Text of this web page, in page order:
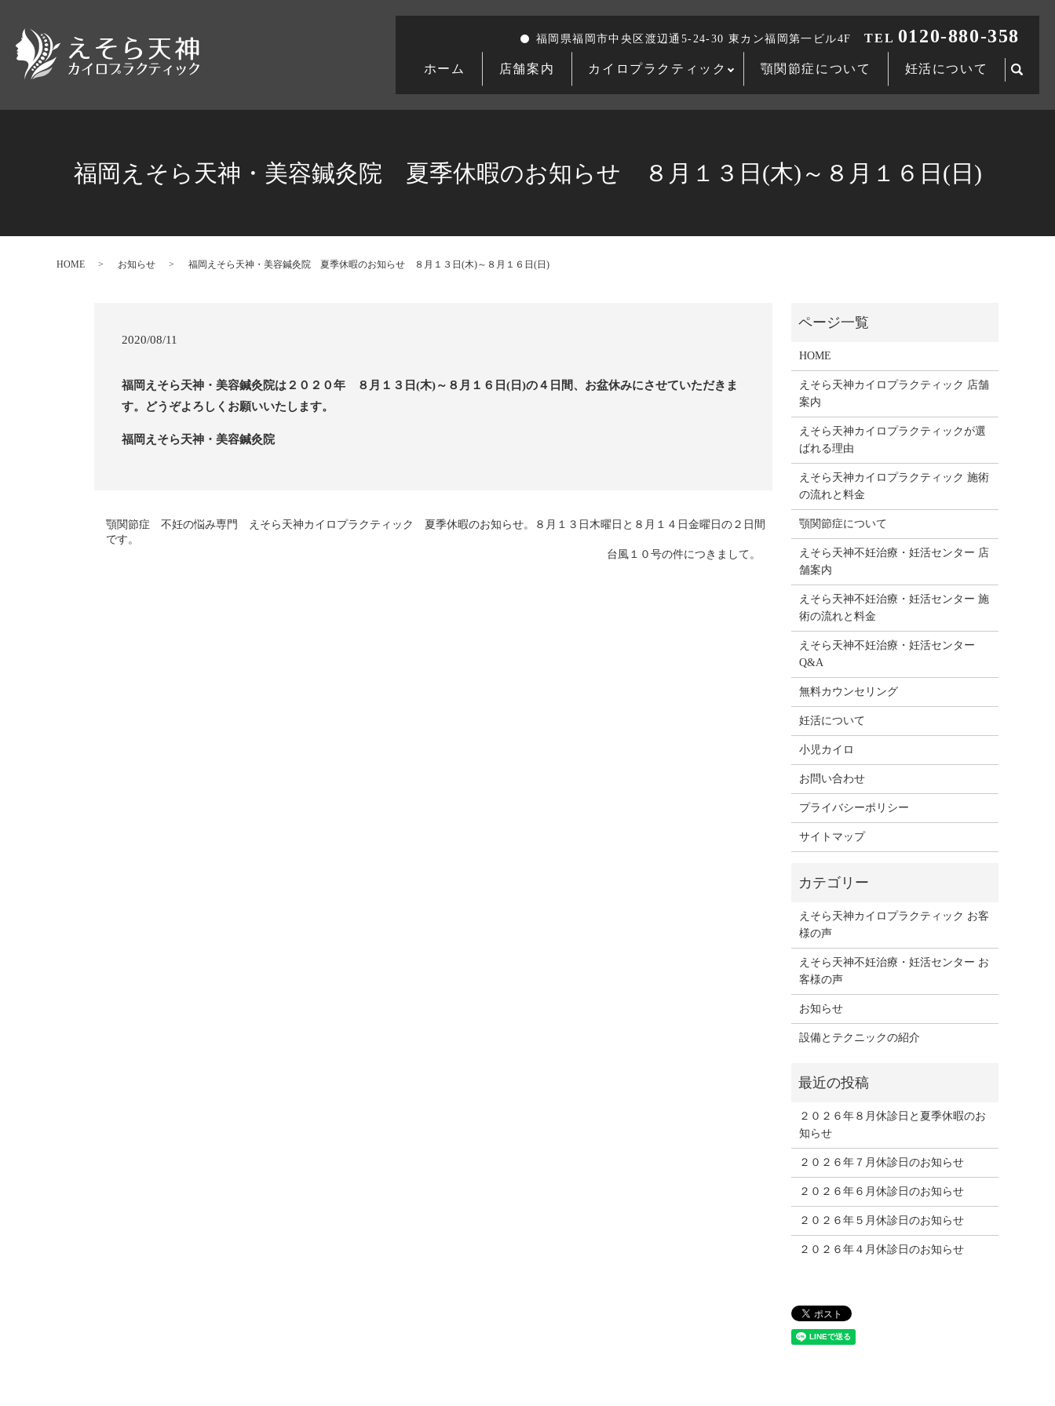
ホーム 店舗案内 カイロプラクティック 顎関節症について 妊活について
福岡県福岡市中央区渡辺通5-24-30 東カン福岡第一ビル4F TEL 0120-880-358
福岡えそら天神・美容鍼灸院 夏季休暇のお知らせ ８月１３日(木)～８月１６日(日)
HOME お知らせ 福岡えそら天神・美容鍼灸院 夏季休暇のお知らせ ８月１３日(木)～８月１６日(日)
2020/08/11
福岡えそら天神・美容鍼灸院は２０２０年 ８月１３日(木)～８月１６日(日)の４日間、お盆休みにさせていただきま
す。どうぞよろしくお願いいたします。
福岡えそら天神・美容鍼灸院
顎関節症 不妊の悩み専門 えそら天神カイロプラクティック 夏季休暇のお知らせ。８月１３日木曜日と８月１４日金曜日の２日間
です。
台風１０号の件につきまして。
HOME
えそら天神カイロプラクティック 店舗
案内
えそら天神カイロプラクティックが選
ばれる理由
えそら天神カイロプラクティック 施術
の流れと料金
顎関節症について
えそら天神不妊治療・妊活センター 店
舗案内
えそら天神不妊治療・妊活センター 施
術の流れと料金
えそら天神不妊治療・妊活センター
Q&A
無料カウンセリング
妊活について
小児カイロ
お問い合わせ
プライバシーポリシー
サイトマップ
えそら天神カイロプラクティック お客
様の声
えそら天神不妊治療・妊活センター お
客様の声
お知らせ
設備とテクニックの紹介
２０２６年８月休診日と夏季休暇のお
知らせ
２０２６年７月休診日のお知らせ
２０２６年６月休診日のお知らせ
２０２６年５月休診日のお知らせ
２０２６年４月休診日のお知らせ